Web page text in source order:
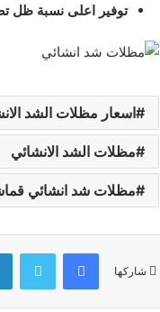
توفير اعلى نسبة ظل تصل الى 100%
اسعار مظلات الشد
مظلات الشد الانشائي
مظلات شد انشائي
شاركها